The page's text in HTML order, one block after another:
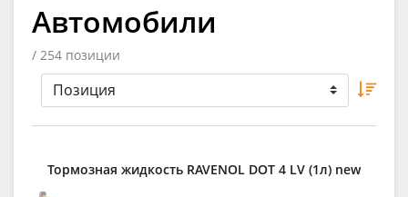
Автомобили
/ 254 позиции
Тормозная жидкость RAVENOL DOT 4 LV (1л) new